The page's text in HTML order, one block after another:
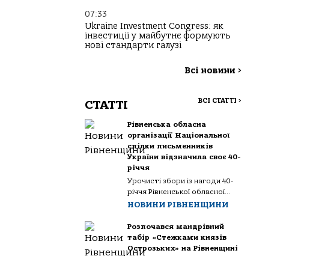
07:33
Ukraine Investment Congress: як
інвестиції у майбутнє формують
нові стандарти галузі
Всі новини >
СТАТТІ ВСІ СТАТТІ >
Рівненська обласна
організації Національної
спілки письменників
України відзначила своє 40-
річчя
Урочисті збори із нагоди 40-
річчя Рівненської обласної...
НОВИНИ РІВНЕНЩИНИ
Розпочався мандрівний
табір «Стежками князів
Острозьких» на Рівненщині